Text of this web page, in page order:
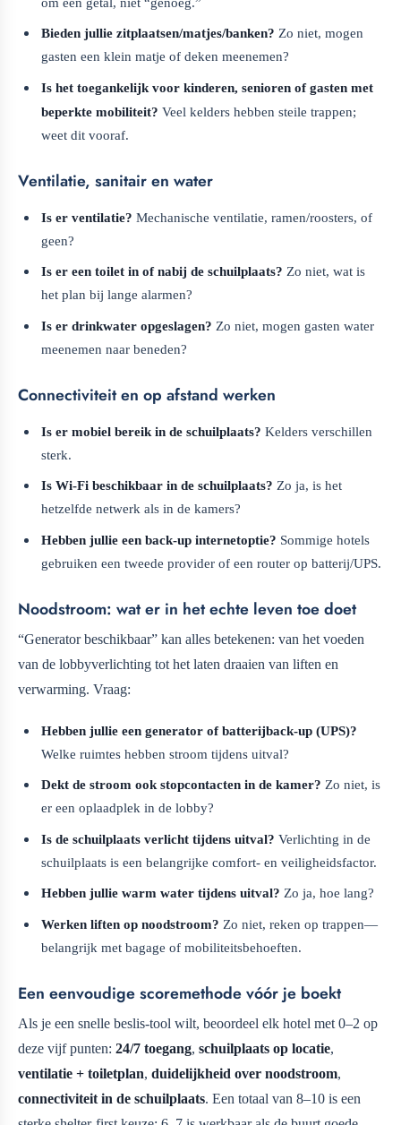
Bieden jullie zitplaatsen/matjes/banken? Zo niet, mogen
gasten een klein matje of deken meenemen?
Is het toegankelijk voor kinderen, senioren of gasten met
beperkte mobiliteit? Veel kelders hebben steile trappen;
weet dit vooraf.
Ventilatie, sanitair en water
Is er ventilatie? Mechanische ventilatie, ramen/roosters, of
geen?
Is er een toilet in of nabij de schuilplaats? Zo niet, wat is
het plan bij lange alarmen?
Is er drinkwater opgeslagen? Zo niet, mogen gasten water
meenemen naar beneden?
Connectiviteit en op afstand werken
Is er mobiel bereik in de schuilplaats? Kelders verschillen
sterk.
Is Wi‑Fi beschikbaar in de schuilplaats? Zo ja, is het
hetzelfde netwerk als in de kamers?
Hebben jullie een back-up internetoptie? Sommige hotels
gebruiken een tweede provider of een router op batterij/UPS.
Noodstroom: wat er in het echte leven toe doet
“Generator beschikbaar” kan alles betekenen: van het voeden
van de lobbyverlichting tot het laten draaien van liften en
verwarming. Vraag:
Hebben jullie een generator of batterijback-up (UPS)?
Welke ruimtes hebben stroom tijdens uitval?
Dekt de stroom ook stopcontacten in de kamer? Zo niet, is
er een oplaadplek in de lobby?
Is de schuilplaats verlicht tijdens uitval? Verlichting in de
schuilplaats is een belangrijke comfort- en veiligheidsfactor.
Hebben jullie warm water tijdens uitval? Zo ja, hoe lang?
Werken liften op noodstroom? Zo niet, reken op trappen—
belangrijk met bagage of mobiliteitsbehoeften.
Een eenvoudige scoremethode vóór je boekt
Als je een snelle beslis-tool wilt, beoordeel elk hotel met 0–2 op
deze vijf punten: 24/7 toegang, schuilplaats op locatie,
ventilatie + toiletplan, duidelijkheid over noodstroom,
connectiviteit in de schuilplaats. Een totaal van 8–10 is een